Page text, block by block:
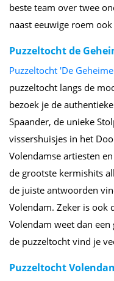
beste team over twee
naast eeuwige roem
Puzzeltocht de
Puzzeltocht 'De
puzzeltocht langs de
bezoek je de
Spaander, de unieke
vissershuisjes in het
Volendamse artiesten
de grootste kermishits
de juiste antwoorden
Volendam. Zeker is ook
Volendam weet dan
de puzzeltocht vind je
Puzzeltocht